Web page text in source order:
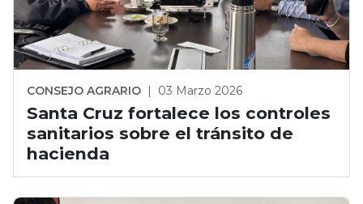
CONSEJO AGRARIO | 03 Marzo 2026
Santa Cruz fortalece los controles
sanitarios sobre el tránsito de
hacienda